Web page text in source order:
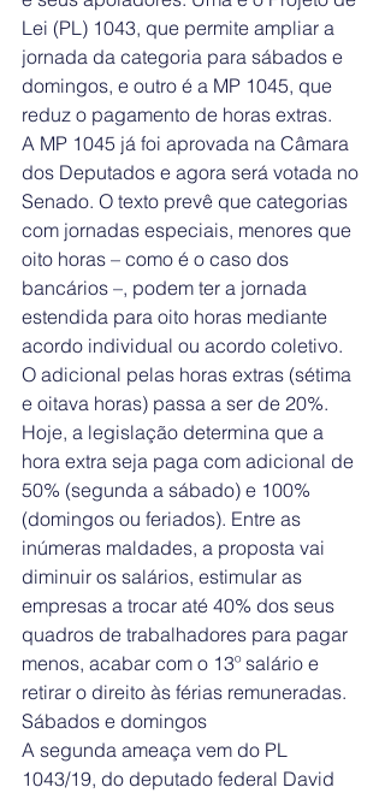
Lei (PL) 1043, que permite ampliar a
jornada da categoria para sábados e
domingos, e outro é a MP 1045, que
reduz o pagamento de horas extras.
A MP 1045 já foi aprovada na Câmara
dos Deputados e agora será votada no
Senado. O texto prevê que categorias
com jornadas especiais, menores que
oito horas – como é o caso dos
bancários –, podem ter a jornada
estendida para oito horas mediante
acordo individual ou acordo coletivo.
O adicional pelas horas extras (sétima
e oitava horas) passa a ser de 20%.
Hoje, a legislação determina que a
hora extra seja paga com adicional de
50% (segunda a sábado) e 100%
(domingos ou feriados). Entre as
inúmeras maldades, a proposta vai
diminuir os salários, estimular as
empresas a trocar até 40% dos seus
quadros de trabalhadores para pagar
menos, acabar com o 13º salário e
retirar o direito às férias remuneradas.
Sábados e domingos
A segunda ameaça vem do PL
1043/19, do deputado federal David